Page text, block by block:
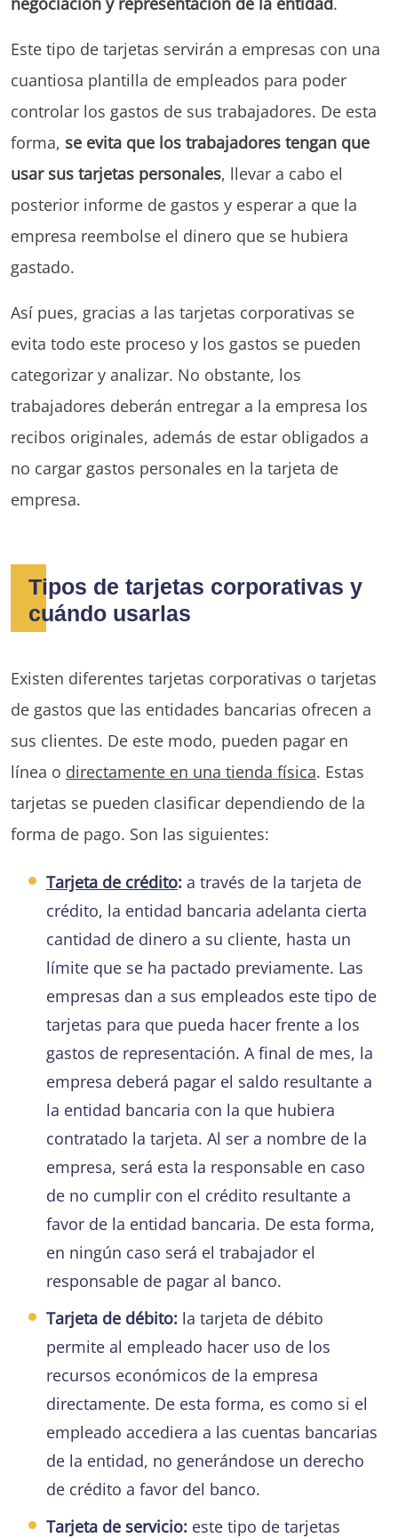
Este tipo de tarjetas servirán a empresas con una
cuantiosa plantilla de empleados para poder
controlar los gastos de sus trabajadores. De esta
forma, se evita que los trabajadores tengan que
usar sus tarjetas personales, llevar a cabo el
posterior informe de gastos y esperar a que la
empresa reembolse el dinero que se hubiera
gastado.
Así pues, gracias a las tarjetas corporativas se
evita todo este proceso y los gastos se pueden
categorizar y analizar. No obstante, los
trabajadores deberán entregar a la empresa los
recibos originales, además de estar obligados a
no cargar gastos personales en la tarjeta de
empresa.
Tipos de tarjetas corporativas y
cuándo usarlas
Existen diferentes tarjetas corporativas o tarjetas
de gastos que las entidades bancarias ofrecen a
sus clientes. De este modo, pueden pagar en
línea o directamente en una tienda física. Estas
tarjetas se pueden clasificar dependiendo de la
forma de pago. Son las siguientes:
Tarjeta de crédito: a través de la tarjeta de
crédito, la entidad bancaria adelanta cierta
cantidad de dinero a su cliente, hasta un
límite que se ha pactado previamente. Las
empresas dan a sus empleados este tipo de
tarjetas para que pueda hacer frente a los
gastos de representación. A final de mes, la
empresa deberá pagar el saldo resultante a
la entidad bancaria con la que hubiera
contratado la tarjeta. Al ser a nombre de la
empresa, será esta la responsable en caso
de no cumplir con el crédito resultante a
favor de la entidad bancaria. De esta forma,
en ningún caso será el trabajador el
responsable de pagar al banco.
Tarjeta de débito: la tarjeta de débito
permite al empleado hacer uso de los
recursos económicos de la empresa
directamente. De esta forma, es como si el
empleado accediera a las cuentas bancarias
de la entidad, no generándose un derecho
de crédito a favor del banco.
Tarjeta de servicio: este tipo de tarjetas